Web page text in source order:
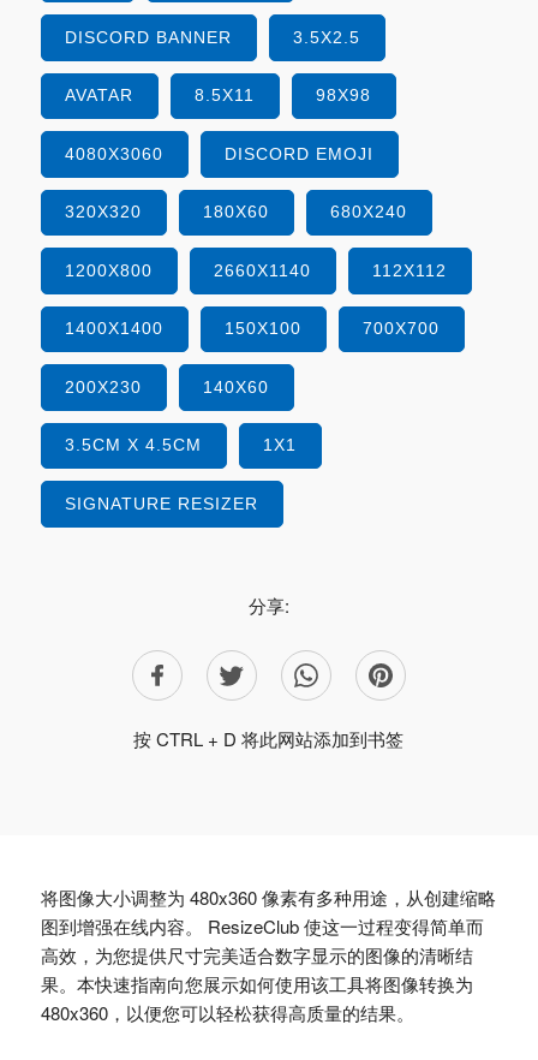
DISCORD BANNER 3.5X2.5
AVATAR 8.5X11 98X98
4080X3060 DISCORD EMOJI
320X320 180X60 680X240
1200X800 2660X1140 112X112
1400X1400 150X100 700X700
200X230 140X60
3.5CM X 4.5CM 1X1
SIGNATURE RESIZER
分享:
按 CTRL + D 将此网站添加到书签
将图像大小调整为 480x360 像素有多种用途，从创建缩略
图到增强在线内容。 ResizeClub 使这一过程变得简单而
高效，为您提供尺寸完美适合数字显示的图像的清晰结
果。本快速指南向您展示如何使用该工具将图像转换为
480x360，以便您可以轻松获得高质量的结果。